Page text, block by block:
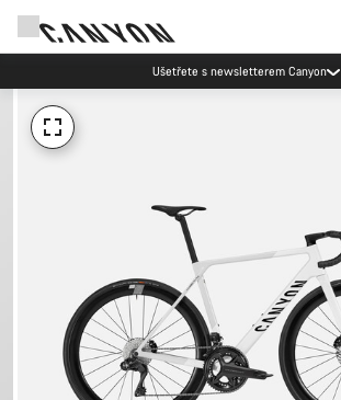
Ušetřete s newsletterem Canyon